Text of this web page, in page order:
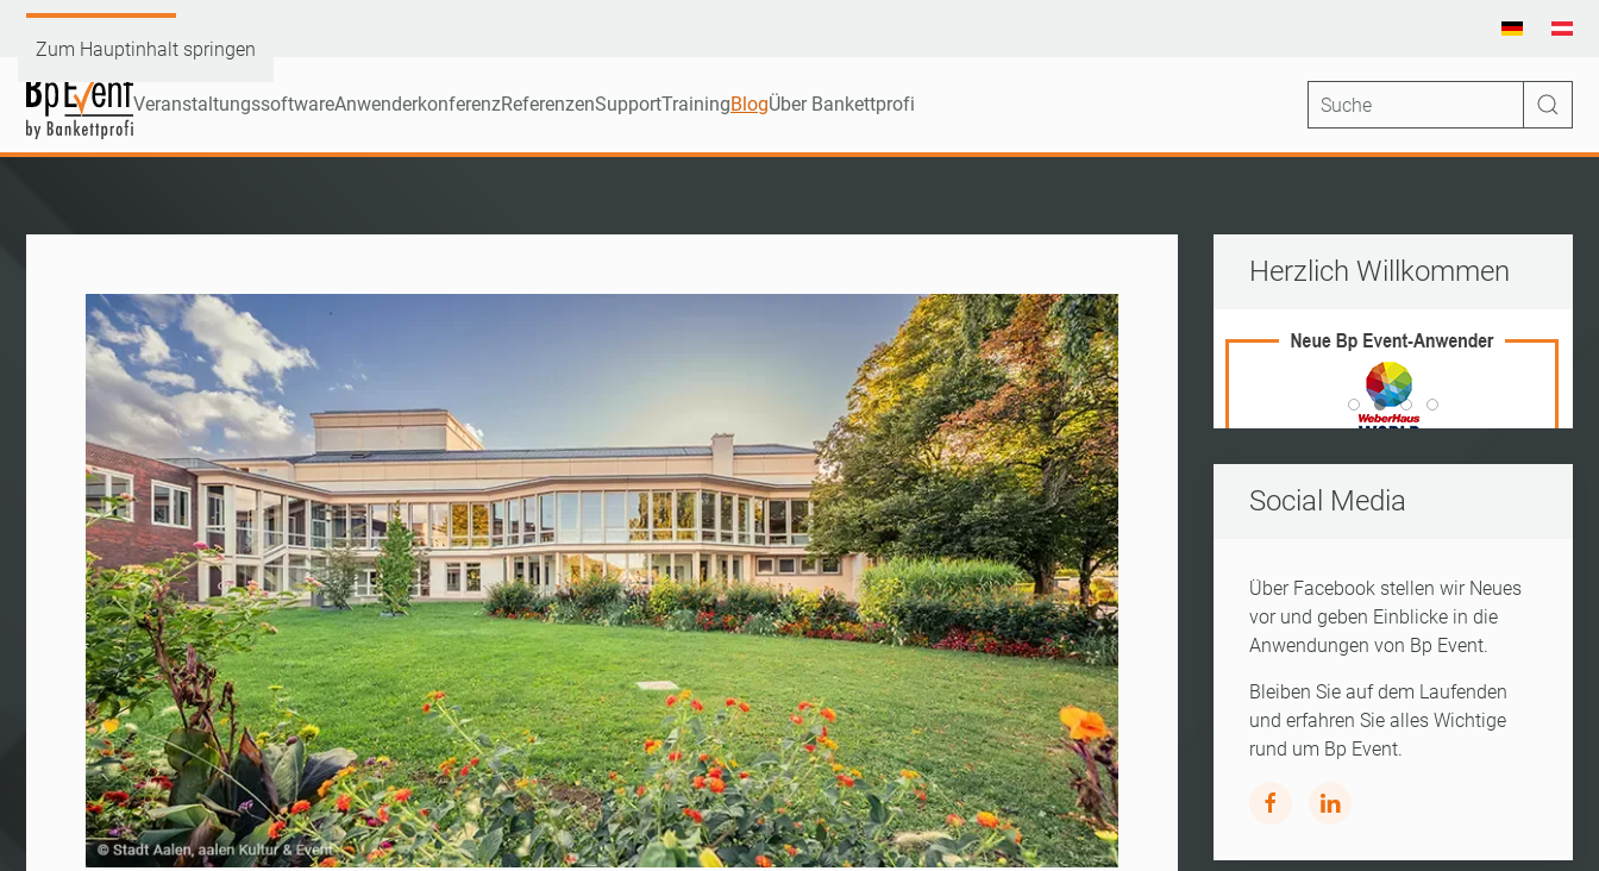
Zum Hauptinhalt springen
VeranstaltungssoftwareAnwenderkonferenzReferenzenSupportTrainingBlogÜber Bankettprofi
Herzlich Willkommen
Vito Frederico Wedding
World Of Living
Kleine Insel
Kerres
Social Media
Über Facebook stellen wir Neues
vor und geben Einblicke in die
Anwendungen von Bp Event.
Bleiben Sie auf dem Laufenden
und erfahren Sie alles Wichtige
rund um Bp Event.